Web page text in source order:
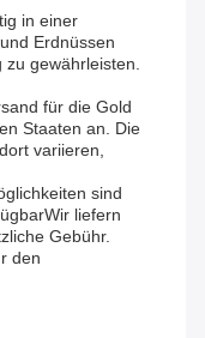
in einer
Erdnüssen
zu gewährleisten.
für die Gold
Staaten an. Die
variieren,
sind
liefern
Gebühr.
den